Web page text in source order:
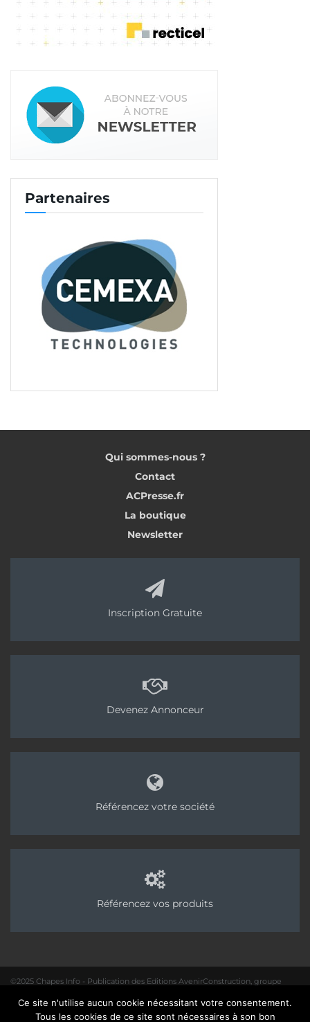
Partenaires
Qui sommes-nous ?
Contact
ACPresse.fr
La boutique
Newsletter
Inscription Gratuite
Devenez Annonceur
Référencez votre société
Référencez vos produits
©2025 Chapes Info - Publication des Editions AvenirConstruction, groupe
01 40 31 64 80 |
Rédaction Mentions légales – Politique de confidentialité
Ce site n'utilise aucun cookie nécessitant votre consentement.
Tous les cookies de ce site sont nécessaires à son bon